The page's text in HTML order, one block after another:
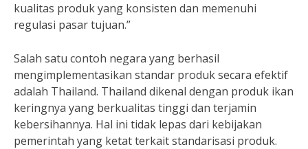
kualitas produk yang konsisten dan memenuhi
regulasi pasar tujuan.”
Salah satu contoh negara yang berhasil
mengimplementasikan standar produk secara efektif
adalah Thailand. Thailand dikenal dengan produk ikan
keringnya yang berkualitas tinggi dan terjamin
kebersihannya. Hal ini tidak lepas dari kebijakan
pemerintah yang ketat terkait standarisasi produk.